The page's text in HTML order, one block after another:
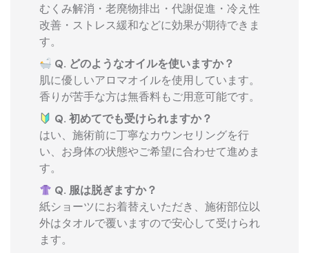
むくみ解消・老廃物排出・代謝促進・冷え性
改善・ストレス緩和などに効果が期待できま
す。
Q. どのようなオイルを使いますか？
肌に優しいアロマオイルを使用しています。
香りが苦手な方は無香料もご用意可能です。
Q. 初めてでも受けられますか？
はい、施術前に丁寧なカウンセリングを行
い、お身体の状態やご希望に合わせて進めま
す。
Q. 服は脱ぎますか？
紙ショーツにお着替えいただき、施術部位以
外はタオルで覆いますので安心して受けられ
ます。